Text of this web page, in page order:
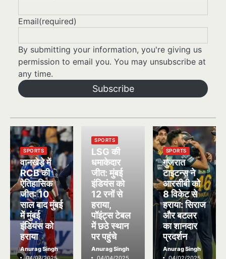
Email(required)
By submitting your information, you're giving us
permission to email you. You may unsubscribe at
any time.
Subscribe
SPORTS
वानखेड़े में
RCB की
ऐतिहासिक
जीत: 10
साल बाद मुंबई
में मुंबई
इंडियंस को
हराया
Anurag Singh
SPORTS
LSG की
धमाकेदार
जीत: मुंबई
इंडियंस को
12 रनों से
हराया,
पॉइंट्स टेबल
में छठे स्थान
पर पहुंचे
Anurag Singh
SPORTS
गुजरात
टाइटन्स ने
आरसीबी को
8 विकेट से
हराया: सिराज
और बटलर
का शानदार
प्रदर्शन
Anurag Singh